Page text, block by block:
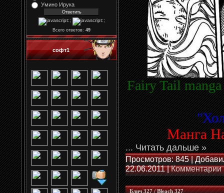
Умино Ирука
Всего ответов: 49
софт1
Fairy Tail
"
Манга
...Читать дальше »
Просмотров: 845 |
22.06.2011|Комментарии
Блич 327 / Bleach 327